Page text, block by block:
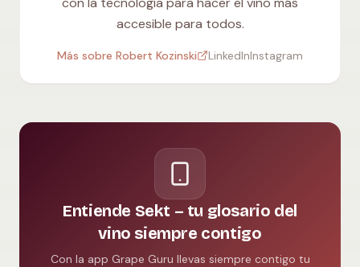
accesible para todos.
Más sobre Robert Kozinski LinkedInInstagram
Entiende Sekt – tu glosario del
vino siempre contigo
Con la app Grape Guru llevas siempre contigo tu